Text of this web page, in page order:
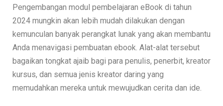
Pengembangan modul pembelajaran eBook di tahun
2024 mungkin akan lebih mudah dilakukan dengan
kemunculan banyak perangkat lunak yang akan membantu
Anda menavigasi pembuatan ebook. Alat-alat tersebut
bagaikan tongkat ajaib bagi para penulis, penerbit, kreator
kursus, dan semua jenis kreator daring yang
memudahkan mereka untuk mewujudkan cerita dan ide.